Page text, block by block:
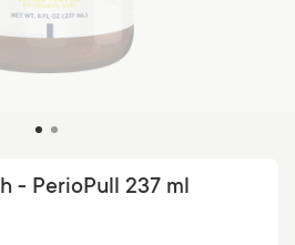
- PerioPull 237 ml